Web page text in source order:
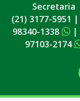
Secretaria
(21) 3177-5951 |
98340-1338
|
97103-2174